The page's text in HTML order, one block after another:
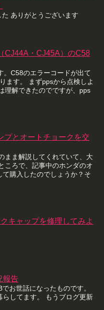
ありがとうございます
CJ44A・CJ45A）のC58
。C58のエラーコードが出て
ます。 まずppsから点検しよ
理解できたのでですが、pps
プとオートチョークを交
まま解説してくれていて、大
ころで、記事中のホンダのオ
購入したのでしょうか？そ
キャップを修理してみよ
報告
お世話になったものです。
してます。 もうブログ更新